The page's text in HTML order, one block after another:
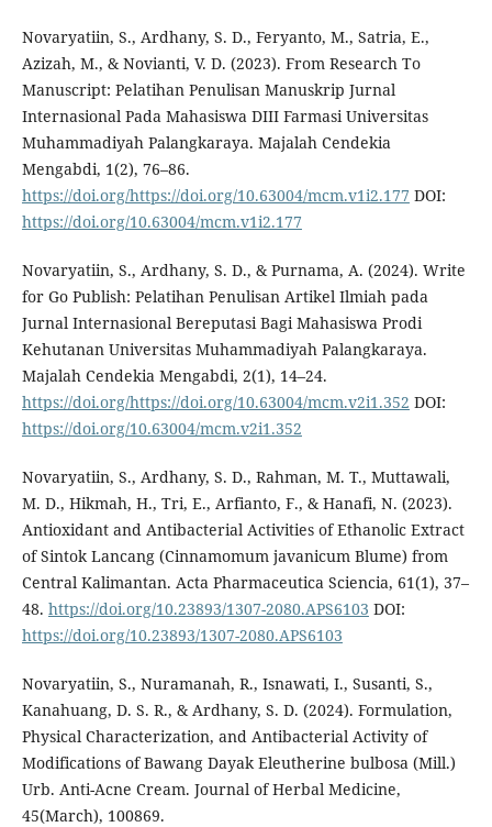
Novaryatiin, S., Ardhany, S. D., Feryanto, M., Satria, E.,
Azizah, M., & Novianti, V. D. (2023). From Research To
Manuscript: Pelatihan Penulisan Manuskrip Jurnal
Internasional Pada Mahasiswa DIII Farmasi Universitas
Muhammadiyah Palangkaraya. Majalah Cendekia
Mengabdi, 1(2), 76–86.
https://doi.org/https://doi.org/10.63004/mcm.v1i2.177 DOI:
https://doi.org/10.63004/mcm.v1i2.177
Novaryatiin, S., Ardhany, S. D., & Purnama, A. (2024). Write
for Go Publish: Pelatihan Penulisan Artikel Ilmiah pada
Jurnal Internasional Bereputasi Bagi Mahasiswa Prodi
Kehutanan Universitas Muhammadiyah Palangkaraya.
Majalah Cendekia Mengabdi, 2(1), 14–24.
https://doi.org/https://doi.org/10.63004/mcm.v2i1.352 DOI:
https://doi.org/10.63004/mcm.v2i1.352
Novaryatiin, S., Ardhany, S. D., Rahman, M. T., Muttawali,
M. D., Hikmah, H., Tri, E., Arfianto, F., & Hanafi, N. (2023).
Antioxidant and Antibacterial Activities of Ethanolic Extract
of Sintok Lancang (Cinnamomum javanicum Blume) from
Central Kalimantan. Acta Pharmaceutica Sciencia, 61(1), 37–
48. https://doi.org/10.23893/1307-2080.APS6103 DOI:
https://doi.org/10.23893/1307-2080.APS6103
Novaryatiin, S., Nuramanah, R., Isnawati, I., Susanti, S.,
Kanahuang, D. S. R., & Ardhany, S. D. (2024). Formulation,
Physical Characterization, and Antibacterial Activity of
Modifications of Bawang Dayak Eleutherine bulbosa (Mill.)
Urb. Anti-Acne Cream. Journal of Herbal Medicine,
45(March), 100869.